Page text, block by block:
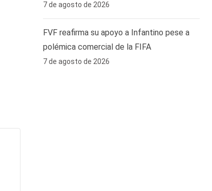
7 de agosto de 2026
FVF reafirma su apoyo a Infantino pese a
polémica comercial de la FIFA
7 de agosto de 2026